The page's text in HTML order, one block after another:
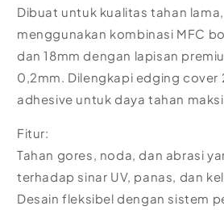
Dibuat untuk kualitas tahan
menggunakan kombinasi MFC
dan 18mm dengan lapisan
0,2mm. Dilengkapi edging cover
adhesive untuk daya tahan
Fitur:
Tahan gores, noda, dan abrasi
terhadap sinar UV, panas, dan
Desain fleksibel dengan sistem